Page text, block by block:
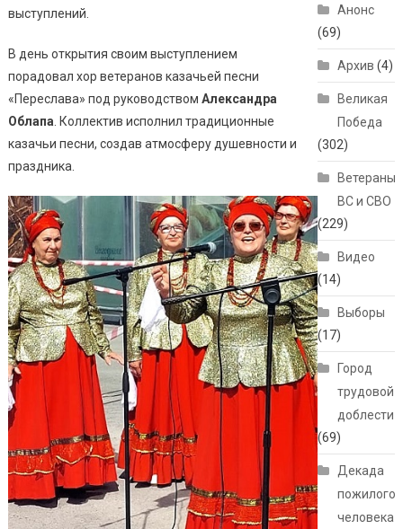
выступлений.
В день открытия своим выступлением
порадовал хор ветеранов казачьей песни
«Переслава» под руководством Александра
Облапа . Коллектив исполнил традиционные
казачьи песни, создав атмосферу душевности и
праздника.
Анонс
(69)
Архив (4)
Великая
Победа
(302)
Ветераны
ВС и СВО
(229)
Видео
(14)
Выборы
(17)
Город
трудовой
доблести
(69)
Декада
пожилого
человека